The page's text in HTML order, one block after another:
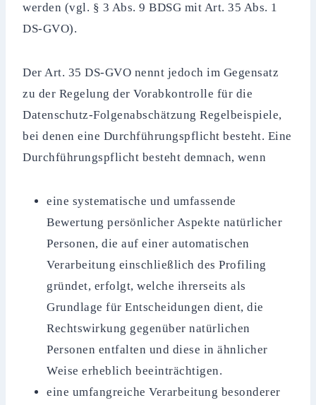
werden (vgl. § 3 Abs. 9 BDSG mit Art. 35 Abs. 1
DS-GVO).
Der Art. 35 DS-GVO nennt jedoch im Gegensatz
zu der Regelung der Vorabkontrolle für die
Datenschutz-Folgenabschätzung Regelbeispiele,
bei denen eine Durchführungspflicht besteht. Eine
Durchführungspflicht besteht demnach, wenn
eine systematische und umfassende
Bewertung persönlicher Aspekte natürlicher
Personen, die auf einer automatischen
Verarbeitung einschließlich des Profiling
gründet, erfolgt, welche ihrerseits als
Grundlage für Entscheidungen dient, die
Rechtswirkung gegenüber natürlichen
Personen entfalten und diese in ähnlicher
Weise erheblich beeinträchtigen.
eine umfangreiche Verarbeitung besonderer